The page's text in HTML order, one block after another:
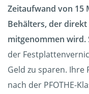
Zeitaufwand von 15
Behälters, der
mitgenommen wird.
der
Geld zu sparen.
nach der PFOTHE-